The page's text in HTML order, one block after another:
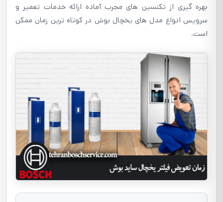
بهره گیری از تکنسین های مجرب آماده ارائه خدمات تعمیر و
سرویس انواع مدل های یخچال بوش در کوتاه ترین زمان ممکن
است.